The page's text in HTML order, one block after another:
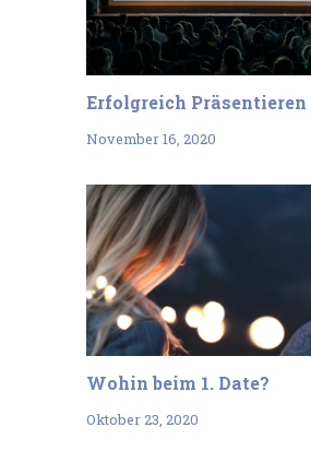
Erfolgreich Präsentieren
November 16, 2020
Wohin beim 1. Date?
Oktober 23, 2020